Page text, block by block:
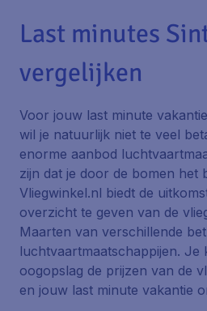
Last minutes
vergelijken
Voor jouw last minute
wil je natuurlijk niet te veel
enorme aanbod
zijn dat je door de bomen het
Vliegwinkel.nl biedt de
overzicht te geven van de
Maarten van verschillende
luchtvaartmaatschappijen. Je
oogopslag de prijzen van de
en jouw last minute vakantie